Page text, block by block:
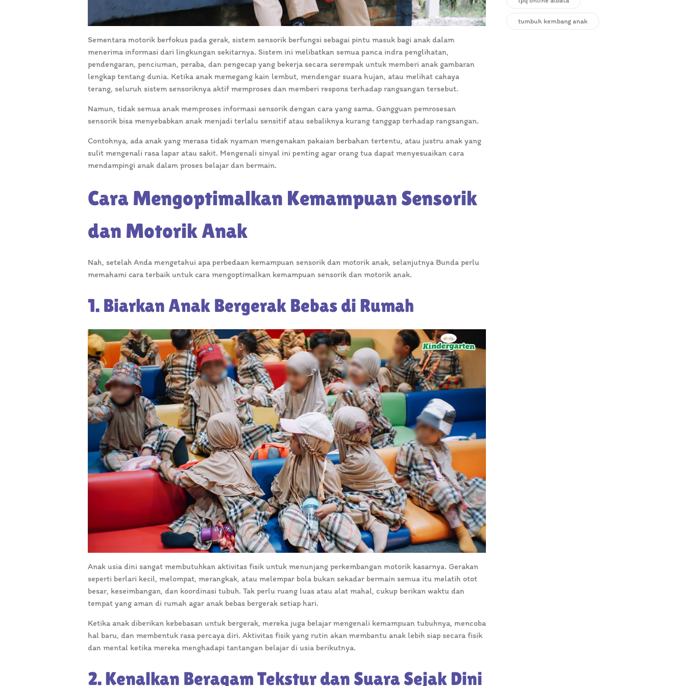
Sementara motorik berfokus pada gerak, sistem sensorik berfungsi sebagai pintu masuk bagi anak dalam
menerima informasi dari lingkungan sekitarnya. Sistem ini melibatkan semua panca indra penglihatan,
pendengaran, penciuman, peraba, dan pengecap yang bekerja secara serempak untuk memberi anak gambaran
lengkap tentang dunia. Ketika anak memegang kain lembut, mendengar suara hujan, atau melihat cahaya
terang, seluruh sistem sensoriknya aktif memproses dan memberi respons terhadap rangsangan tersebut.
Namun, tidak semua anak memproses informasi sensorik dengan cara yang sama. Gangguan pemrosesan
sensorik bisa menyebabkan anak menjadi terlalu sensitif atau sebaliknya kurang tanggap terhadap rangsangan.
Contohnya, ada anak yang merasa tidak nyaman mengenakan pakaian berbahan tertentu, atau justru anak yang
sulit mengenali rasa lapar atau sakit. Mengenali sinyal ini penting agar orang tua dapat menyesuaikan cara
mendampingi anak dalam proses belajar dan bermain.
Cara Mengoptimalkan Kemampuan Sensorik
dan Motorik Anak
Nah, setelah Anda mengetahui apa perbedaan kemampuan sensorik dan motorik anak, selanjutnya Bunda perlu
memahami cara terbaik untuk cara mengoptimalkan kemampuan sensorik dan motorik anak.
1. Biarkan Anak Bergerak Bebas di Rumah
Anak usia dini sangat membutuhkan aktivitas fisik untuk menunjang perkembangan motorik kasarnya. Gerakan
seperti berlari kecil, melompat, merangkak, atau melempar bola bukan sekadar bermain semua itu melatih otot
besar, keseimbangan, dan koordinasi tubuh. Tak perlu ruang luas atau alat mahal, cukup berikan waktu dan
tempat yang aman di rumah agar anak bebas bergerak setiap hari.
Ketika anak diberikan kebebasan untuk bergerak, mereka juga belajar mengenali kemampuan tubuhnya, mencoba
hal baru, dan membentuk rasa percaya diri. Aktivitas fisik yang rutin akan membantu anak lebih siap secara fisik
dan mental ketika mereka menghadapi tantangan belajar di usia berikutnya.
2. Kenalkan Beragam Tekstur dan Suara Sejak Dini
tumbuh kembang anak